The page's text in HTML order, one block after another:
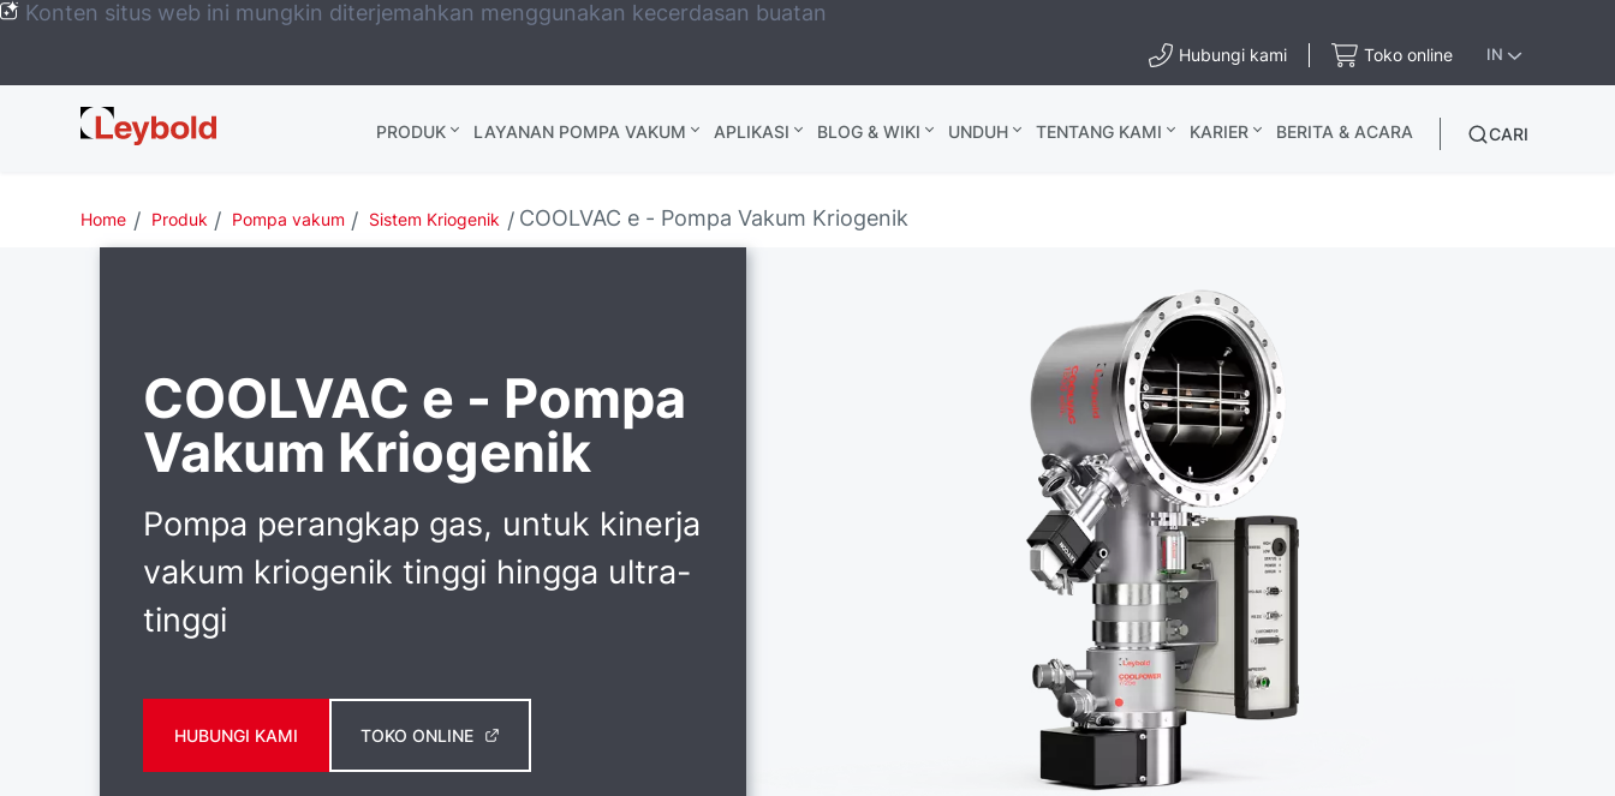
Konten situs web ini mungkin diterjemahkan menggunakan kecerdasan buatan
Hubungi kami Toko online IN
Leybold
Global
PRODUK LAYANAN POMPA VAKUM APLIKASI BLOG & WIKI UNDUH TENTANG KAMI KARIER BERITA & ACARA CARI
Home Produk Pompa vakum Sistem Kriogenik COOLVAC e - Pompa Vakum Kriogenik
COOLVAC e - Pompa
Vakum Kriogenik
Pompa perangkap gas, untuk kinerja
vakum kriogenik tinggi hingga ultra-
tinggi
HUBUNGI KAMI TOKO ONLINE